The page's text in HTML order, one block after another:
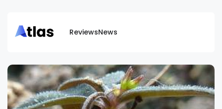
ReviewsNews